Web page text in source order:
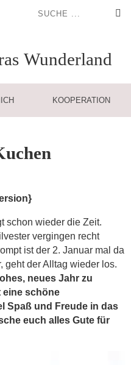
Wunderland
KOOPERATION
schon wieder die Zeit.
vergingen recht
ist der 2. Januar mal da
geht der Alltag wieder los.
neues Jahr zu
eine schöne
Spaß und Freude in das
euch alles Gute für